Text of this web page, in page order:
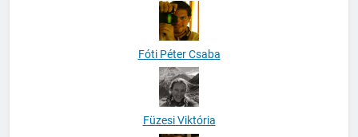
Fóti Péter Csaba
Füzesi Viktória